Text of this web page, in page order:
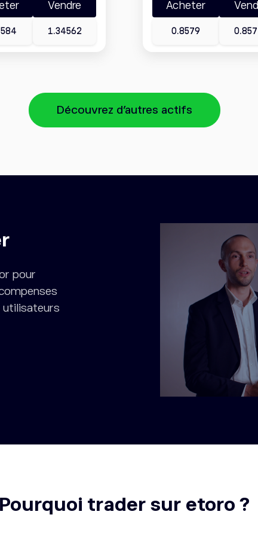
Vendre
1.34562
Acheter
0.8579
Découvrez d'autres actifs
pour
utilisateurs
Pourquoi trader sur etoro ?